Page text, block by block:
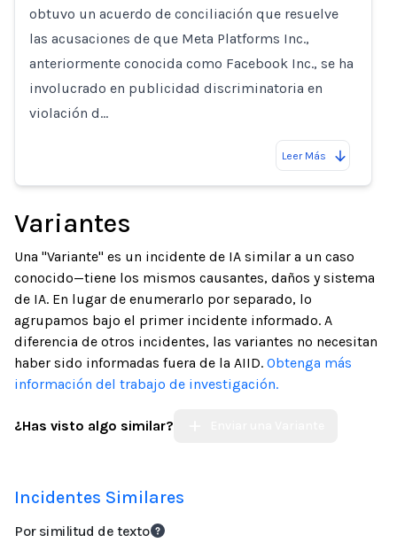
obtuvo un acuerdo de conciliación que resuelve
las acusaciones de que Meta Platforms Inc.,
anteriormente conocida como Facebook Inc., se ha
involucrado en publicidad discriminatoria en
violación d…
Leer Más
Variantes
Una "Variante" es un incidente de IA similar a un caso
conocido—tiene los mismos causantes, daños y sistema
de IA. En lugar de enumerarlo por separado, lo
agrupamos bajo el primer incidente informado. A
diferencia de otros incidentes, las variantes no necesitan
haber sido informadas fuera de la AIID. Obtenga más
información del trabajo de investigación.
¿Has visto algo similar?
Incidentes Similares
Por similitud de texto